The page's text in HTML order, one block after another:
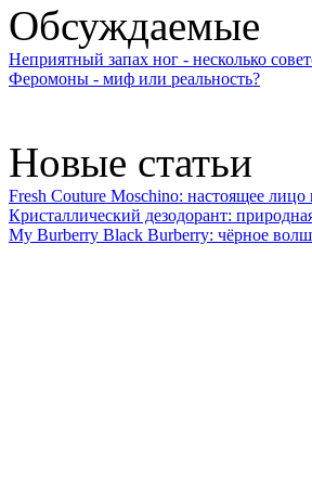
Обсуждаемые
Неприятный запах ног - несколько
Феромоны - миф или реальность?
Новые статьи
Fresh Couture Moschino: настоящее
Кристаллический дезодорант:
My Burberry Black Burberry: чёрное